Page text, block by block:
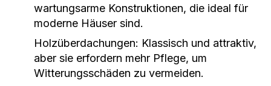
wartungsarme Konstruktionen, die ideal für
moderne Häuser sind.
Holzüberdachungen: Klassisch und attraktiv,
aber sie erfordern mehr Pflege, um
Witterungsschäden zu vermeiden.